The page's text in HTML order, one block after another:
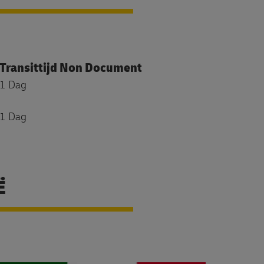
Non Document
Dag
Dag